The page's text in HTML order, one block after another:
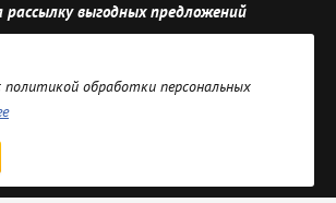
рассылку выгодных предложений
политикой обработки персональных